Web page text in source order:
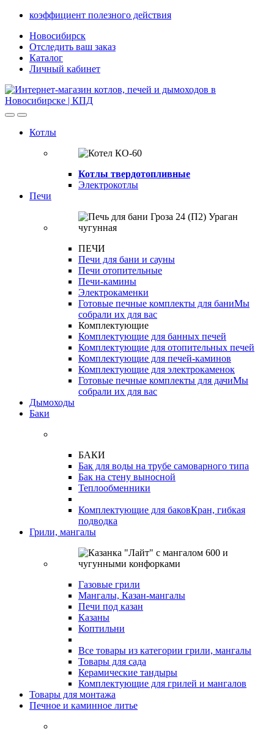
Skip
navigation
Skip
content
коэффициент полезного действия
Новосибирск
Отследить ваш заказ
Каталог
Личный кабинет
OpenClose
Котлы
Котлы твердотопливные
Электрокотлы
Печи
ПЕЧИ
Печи для бани и сауны
Печи отопительные
Печи-камины
Электрокаменки
Готовые печные комплекты для баниМы
собрали их для вас
Комплектующие
Комплектующие для банных печей
Комплектующие для отопительных печей
Комплектующие для печей-каминов
Комплектующие для электрокаменок
Готовые печные комплекты для дачиМы
собрали их для вас
Дымоходы
Баки
БАКИ
Бак для воды на трубе самоварного типа
Бак на стену выносной
Теплообменники
Комплектующие для баковКран, гибкая
подводка
Грили, мангалы
Газовые грили
Мангалы, Казан-мангалы
Печи под казан
Казаны
Коптильни
Все товары из категории грили, мангалы
Товары для сада
Керамические тандыры
Комплектующие для грилей и мангалов
Товары для монтажа
Печное и каминное литье